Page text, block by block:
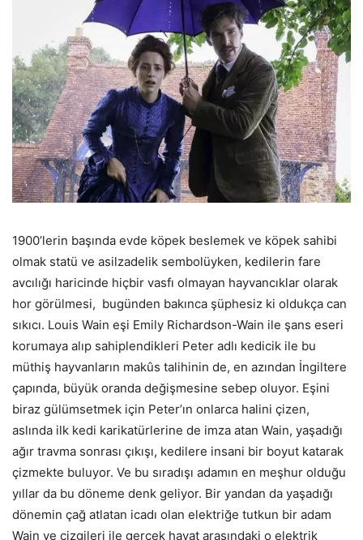
1900’lerin başında evde köpek beslemek ve köpek sahibi
olmak statü ve asilzadelik sembolüyken, kedilerin fare
avcılığı haricinde hiçbir vasfı olmayan hayvancıklar olarak
hor görülmesi, bugünden bakınca şüphesiz ki oldukça can
sıkıcı. Louis Wain eşi Emily Richardson-Wain ile şans eseri
korumaya alıp sahiplendikleri Peter adlı kedicik ile bu
müthiş hayvanların makûs talihinin de, en azından İngiltere
çapında, büyük oranda değişmesine sebep oluyor. Eşini
biraz gülümsetmek için Peter’ın onlarca halini çizen,
aslında ilk kedi karikatürlerine de imza atan Wain, yaşadığı
ağır travma sonrası çıkışı, kedilere insani bir boyut katarak
çizmekte buluyor. Ve bu sıradışı adamın en meşhur olduğu
yıllar da bu döneme denk geliyor. Bir yandan da yaşadığı
dönemin çağ atlatan icadı olan elektriğe tutkun bir adam
Wain ve çizgileri ile gerçek hayat arasındaki o elektrik